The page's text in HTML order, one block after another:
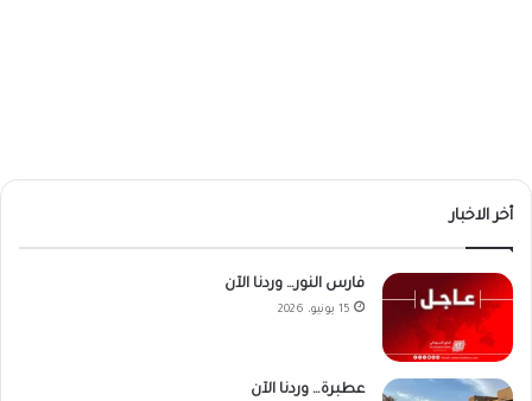
أخر الاخبار
فارس النور… وردنا الآن
15 يونيو، 2026
عطبرة… وردنا الآن